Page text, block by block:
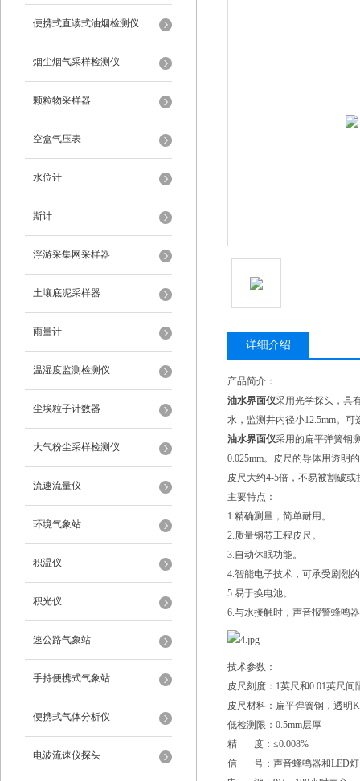
便携式直读式油烟检测仪
烟尘烟气采样检测仪
颗粒物采样器
空盒气压表
水位计
斯计
浮游采集网采样器
土壤底泥采样器
雨量计
温湿度监测检测仪
尘埃粒子计数器
大气粉尘采样检测仪
流速流量仪
环境气象站
积温仪
积光仪
速公路气象站
手持便携式气象站
便携式气体分析仪
电波流速仪探头
详细介绍
产品简介：
油水界面仪采用光学探头，具
水，监测井内径小12.5mm。
油水界面仪采用的扁平弹簧钢
0.025mm。皮尺的导体用透明
皮尺大约4-5倍，不易被割破
主要特点：
1.精确测量，简单耐用。
2.质量钢芯工程皮尺。
3.自动休眠功能。
4.智能电子技术，可承受剧烈
5.易于换电池。
6.与水接触时，声音报警蜂鸣
技术参数：
皮尺刻度：1英尺和0.01英尺
皮尺材料：扁平弹簧钢，透明
低检测限：0.5mm层厚
精 度：≤0.008%
信 号：声音蜂鸣器和LED灯